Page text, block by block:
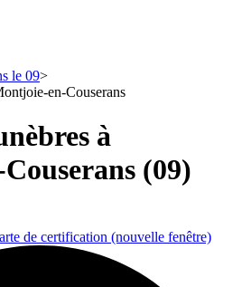
le 09
en-Couserans
à
(09)
de certification (nouvelle fenêtre)